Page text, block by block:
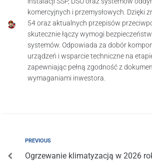
komercyjnych i przemysłowych. Dzięki
54 oraz aktualnych przepisów
skutecznie łączy wymogi
systemów. Odpowiada za dobór
urządzeń i wsparcie techniczne na
zapewniając pełną zgodność z
wymaganiami inwestora.
PREVIOUS
Ogrzewanie klimatyzacją w 2026